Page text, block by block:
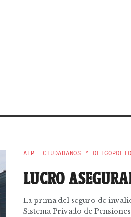
AFP: CIUDADANOS Y OLIGOPOLIO
LUCRO
La prima del seguro de
Sistema Privado de